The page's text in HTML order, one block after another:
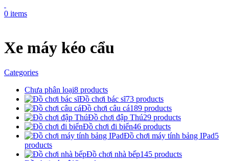
0 items
Xe máy kéo cẩu
Categories
Chưa phân loại8 products
Đồ chơi bác sĩ73 products
Đồ chơi câu cá189 products
Đồ chơi đập Thú29 products
Đồ chơi đi biển46 products
Đồ chơi máy tính bảng IPad5
products
Đồ chơi nhà bếp145 products